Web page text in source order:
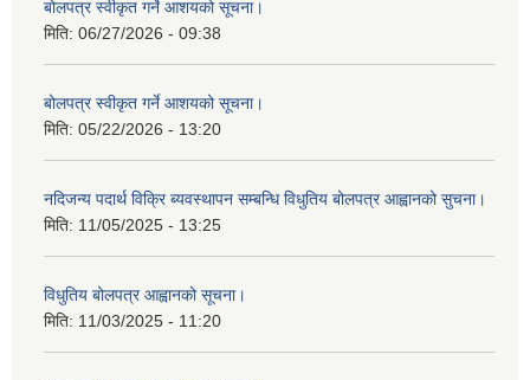
बोलपत्र स्वीकृत गर्ने आशयको सूचना।
मिति: 06/27/2026 - 09:38
बोलपत्र स्वीकृत गर्ने आशयको सूचना।
मिति: 05/22/2026 - 13:20
नदिजन्य पदार्थ विक्रि ब्यवस्थापन सम्बन्धि विधुतिय बोलपत्र आह्वानको सुचना।
मिति: 11/05/2025 - 13:25
विधुतिय बोलपत्र आह्वानको सूचना।
मिति: 11/03/2025 - 11:20